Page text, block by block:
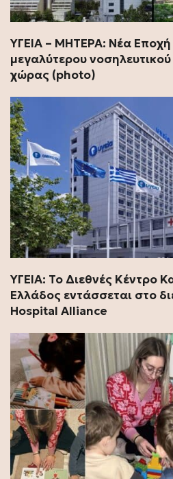
ΥΓΕΙΑ – ΜΗΤΕΡΑ: Νέα Εποχή
μεγαλύτερου
χώρας (photo)
ΥΓΕΙΑ: Το Διεθνές Κέντρο
Ελλάδος εντάσσεται στο
Hospital Alliance